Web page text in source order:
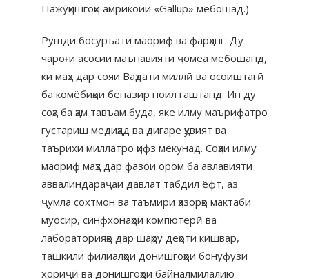
Пажӯҳишгоҳи амрикоии «Gallup» мебошад.)
Рушди босуръати маориф ва фарҳанг: Ду
чароғи асосии маънавияти ҷомеа мебошанд,
ки маҳз дар сояи Ваҳдати миллӣ ва осоиштагӣ
ба комёбиҳои беназир ноил гаштанд. Ин ду
соҳа ба ҳам тавъам буда, яке илму маърифатро
густариш медиҳад ва дигаре ҳувият ва
таърихи миллатро ҳифз мекунад. Соҳаи илму
маориф маҳз дар фазои ором ба авлавияти
аввалиндараҷаи давлат табдил ёфт, аз
ҷумла сохтмон ва таъмири ҳазорҳо мактаби
муосир, синфхонаҳои компютерӣ ва
лабораторияҳо дар шаҳру деҳоти кишвар,
ташкили филиалҳои донишгоҳҳои бонуфузи
хориҷӣ ва донишгоҳҳои байналмилалию